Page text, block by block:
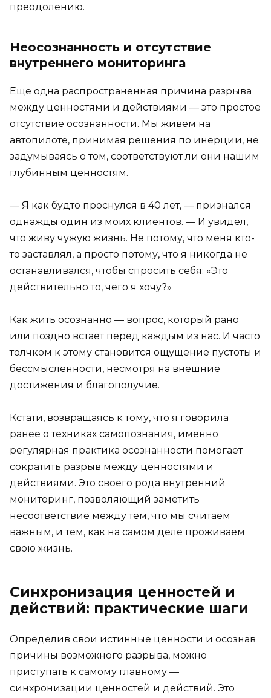
преодолению.
Неосознанность и отсутствие
внутреннего мониторинга
Еще одна распространенная причина разрыва
между ценностями и действиями — это простое
отсутствие осознанности. Мы живем на
автопилоте, принимая решения по инерции, не
задумываясь о том, соответствуют ли они нашим
глубинным ценностям.
— Я как будто проснулся в 40 лет, — признался
однажды один из моих клиентов. — И увидел,
что живу чужую жизнь. Не потому, что меня кто-
то заставлял, а просто потому, что я никогда не
останавливался, чтобы спросить себя: «Это
действительно то, чего я хочу?»
Как жить осознанно — вопрос, который рано
или поздно встает перед каждым из нас. И часто
толчком к этому становится ощущение пустоты и
бессмысленности, несмотря на внешние
достижения и благополучие.
Кстати, возвращаясь к тому, что я говорила
ранее о техниках самопознания, именно
регулярная практика осознанности помогает
сократить разрыв между ценностями и
действиями. Это своего рода внутренний
мониторинг, позволяющий заметить
несоответствие между тем, что мы считаем
важным, и тем, как на самом деле проживаем
свою жизнь.
Синхронизация ценностей и
действий: практические шаги
Определив свои истинные ценности и осознав
причины возможного разрыва, можно
приступать к самому главному —
синхронизации ценностей и действий. Это